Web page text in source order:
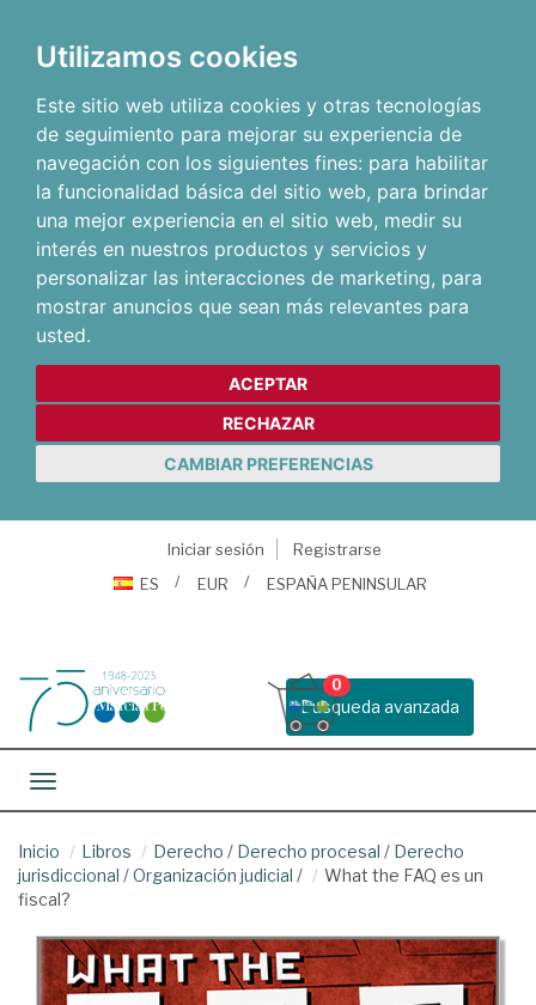
Utilizamos cookies
Este sitio web utiliza cookies y otras tecnologías
de seguimiento para mejorar su experiencia de
navegación con los siguientes fines: para habilitar
la funcionalidad básica del sitio web, para brindar
una mejor experiencia en el sitio web, medir su
interés en nuestros productos y servicios y
personalizar las interacciones de marketing, para
mostrar anuncios que sean más relevantes para
usted.
ACEPTAR
RECHAZAR
CAMBIAR PREFERENCIAS
Iniciar sesión
Registrarse
ES
EUR ESPAÑA PENINSULAR
Busqueda avanzada
0
Toggle navigation
Inicio Libros Derecho / Derecho procesal / Derecho
jurisdiccional /Organización judicial /
What the FAQ es un
fiscal?